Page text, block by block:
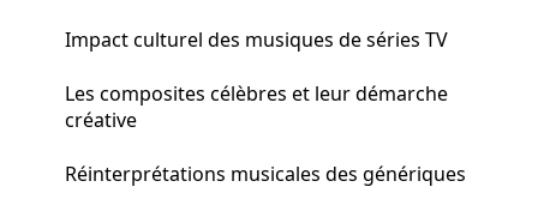
Impact culturel des musiques de séries TV
Les composites célèbres et leur démarche
créative
Réinterprétations musicales des génériques